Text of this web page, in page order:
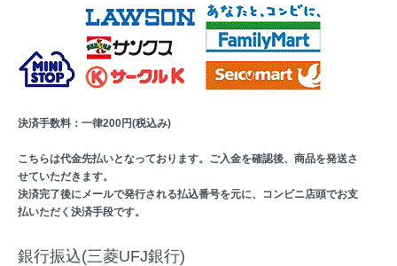
決済手数料：一律200円(税込み)
こちらは代金先払いとなっております。ご入金を確認後、商品を発送さ
せていただきます。
決済完了後にメールで発行される払込番号を元に、コンビニ店頭でお支
払いただく決済手段です。
銀行振込(三菱UFJ銀行)